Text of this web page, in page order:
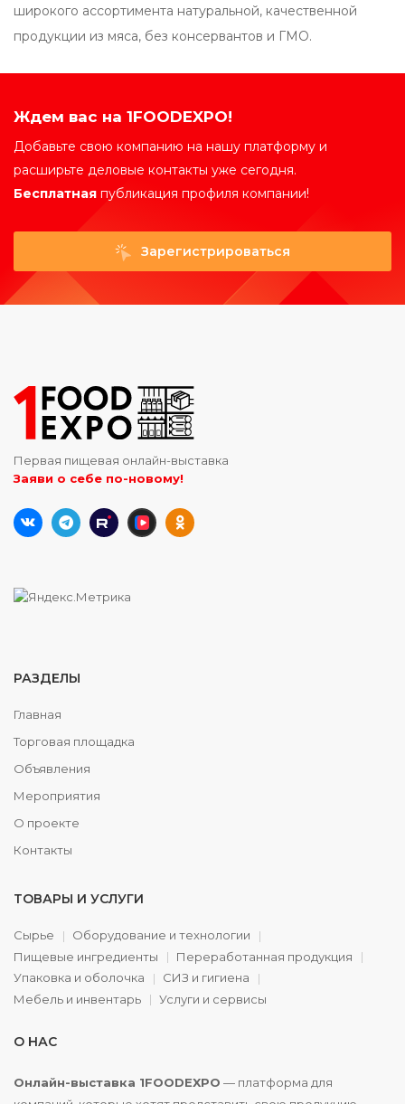
широкого ассортимента натуральной, качественной
продукции из мяса, без консервантов и ГМО.
Ждем вас на 1FOODEXPO!
Добавьте свою компанию на нашу платформу и
расширьте деловые контакты уже сегодня.
Бесплатная публикация профиля компании!
Зарегистрироваться
Первая пищевая онлайн-выставка
Заяви о себе по-новому!
РАЗДЕЛЫ
Главная
Торговая площадка
Объявления
Мероприятия
О проекте
Контакты
ТОВАРЫ И УСЛУГИ
Сырье
Оборудование и технологии
Пищевые ингредиенты
Переработанная продукция
Упаковка и оболочка
СИЗ и гигиена
Мебель и инвентарь
Услуги и сервисы
О НАС
Онлайн-выставка 1FOODEXPO — платформа для